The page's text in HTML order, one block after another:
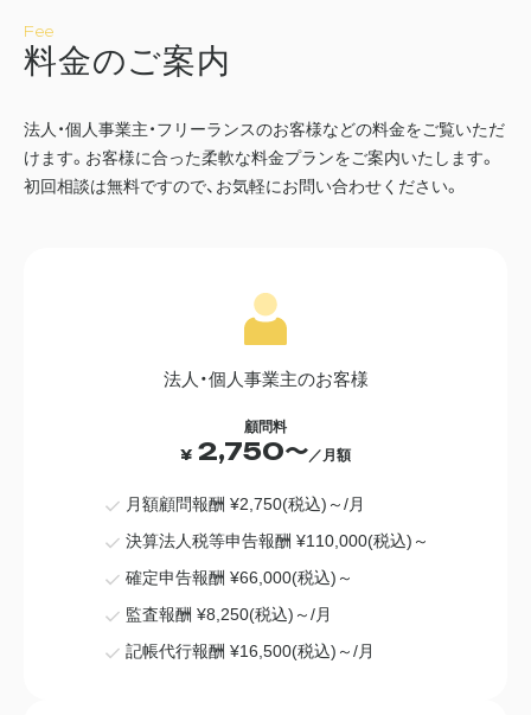
Fee
料金のご案内
法人・個人事業主・フリーランスのお客様などの料金をご覧いただ
けます。 お客様に合った柔軟な料金プランをご案内いたします。
初回相談は無料ですので、お気軽にお問い合わせください。
法人・個人事業主のお客様
顧問料
¥ 2,750〜／月額
月額顧問報酬 ¥2,750(税込)～/月
決算法人税等申告報酬 ¥110,000(税込)～
確定申告報酬 ¥66,000(税込)～
監査報酬 ¥8,250(税込)～/月
記帳代行報酬 ¥16,500(税込)～/月